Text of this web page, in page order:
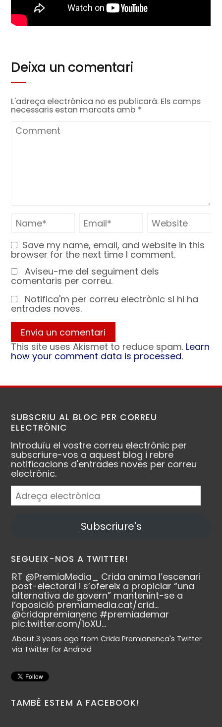
Deixa un comentari
L'adreça electrònica no es publicarà. Els camps
necessaris estan marcats amb *
Save my name, email, and website in this
browser for the next time I comment.
Aviseu-me del seguiment dels
comentaris per correu.
Notifica'm per correu electrònic si hi ha
entrades noves.
This site uses Akismet to reduce spam. Learn
how your comment data is processed.
SUBSCRIU AL BLOC PER CORREU
ELECTRÒNIC
Introduïu el vostre correu electrònic per
subscriure-vos a aquest blog i rebre
notificacions d'entrades noves per correu
electrònic.
Adreça
electrònica
Subscriure's
SEGUEIX-NOS A TWITTER!
RT @PremiaMedia_ Crida anima l’escenari
post-electoral i s’ofereix a propiciar “una
alternativa de govern” mantenint-se a
l’oposició premiamedia.cat/crid…
@cridapremianenc #premiademar
pic.twitter.com/1oXU…
About 3 years agofrom Crida Premianenca's Twitter
via Twitter for Android
TAMBÉ ESTEM A FACEBOOK!